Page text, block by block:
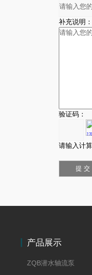
补充说明：
验证码：
请输入计
产品展示
ZQB潜水轴流泵